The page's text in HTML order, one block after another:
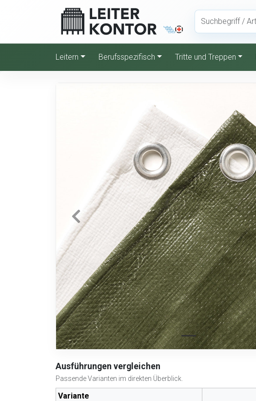
Leitern Berufsspezifisch Tritte und Treppen
Ausführungen vergleichen
Passende Varianten im direkten Überblick.
Variante